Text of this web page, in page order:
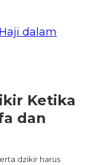
dalam
Ketika
dan
dzikir harus